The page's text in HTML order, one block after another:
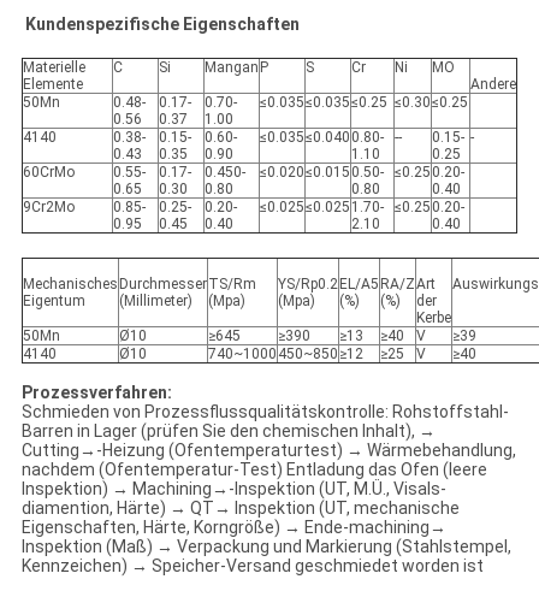
Kundenspezifische Eigenschaften
Materielle
Elemente
C Si Mangan P S Cr Ni
MO
Andere
50Mn
0.48-
0.56
0.17-
0.37
0.70-
1.00
≤0.035≤0.035≤0.25 ≤0.30≤0.25
4140
0.38-
0.43
0.15-
0.35
0.60-
0.90
≤0.035≤0.040 0.80-
1.10
--
0.15-
0.25
-
60CrMo
0.55-
0.65
0.17-
0.30
0.450-
0.80
≤0.020≤0.015 0.50-
0.80
≤0.25 0.20-
0.40
9Cr2Mo
0.85-
0.95
0.25-
0.45
0.20-
0.40
≤0.025≤0.025 1.70-
2.10
≤0.25 0.20-
0.40
Mechanisches
Eigentum
Durchmesser
(Millimeter)
TS/Rm
(Mpa)
YS/Rp0.2
(Mpa)
EL/A5
(%)
RA/Z
(%)
Art
der
Kerbe
50Mn Ø10 ≥645 ≥390 ≥13 ≥40 V
≥39
4140
Ø10 740~1000 450~850 ≥12 ≥25 V ≥40
Prozessverfahren:
Schmieden von Prozessflussqualitätskontrolle: Rohstoffstahl-
Barren in Lager (prüfen Sie den chemischen Inhalt), →
Cutting→-Heizung (Ofentemperaturtest) → Wärmebehandlung,
nachdem (Ofentemperatur-Test) Entladung das Ofen (leere
Inspektion) → Machining→-Inspektion (UT, M.Ü., Visals-
diamention, Härte) → QT→ Inspektion (UT, mechanische
Eigenschaften, Härte, Korngröße) → Ende-machining→
Inspektion (Maß) → Verpackung und Markierung (Stahlstempel,
Kennzeichen) → Speicher-Versand geschmiedet worden ist